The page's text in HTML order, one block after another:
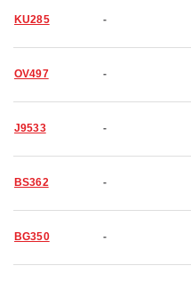
KU285 -
OV497 -
J9533 -
BS362 -
BG350 -